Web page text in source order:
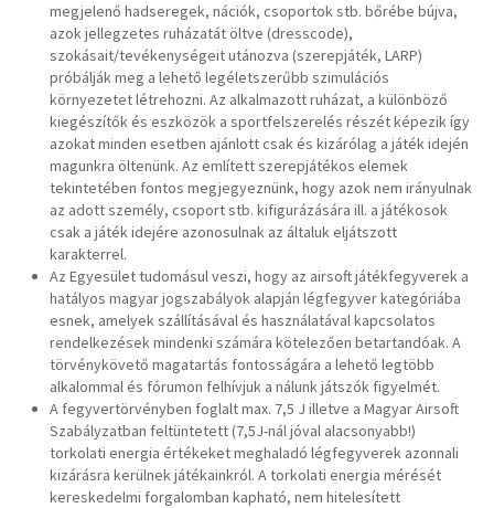
Ifjúsági tagozat
Ifjúsági Tagozat Program
Ifjúsági tagozat – tagság
Játékok
Események
Játékra jelentkezés
Bérletesek
Karrier
megjelenő hadseregek, nációk, csoportok stb. bőrébe bújva,
azok jellegzetes ruházatát öltve (dresscode),
szokásait/tevékenységeit utánozva (szerepjáték, LARP)
próbálják meg a lehető legéletszerűbb szimulációs
környezetet létrehozni. Az alkalmazott ruházat, a különböző
kiegészítők és eszközök a sportfelszerelés részét képezik így
azokat minden esetben ajánlott csak és kizárólag a játék idején
magunkra öltenünk. Az említett szerepjátékos elemek
tekintetében fontos megjegyeznünk, hogy azok nem irányulnak
az adott személy, csoport stb. kifigurázására ill. a játékosok
csak a játék idejére azonosulnak az általuk eljátszott
karakterrel.
Az Egyesület tudomásul veszi, hogy az airsoft játékfegyverek a
hatályos magyar jogszabályok alapján légfegyver kategóriába
esnek, amelyek szállításával és használatával kapcsolatos
rendelkezések mindenki számára kötelezően betartandóak. A
törvénykövető magatartás fontosságára a lehető legtöbb
alkalommal és fórumon felhívjuk a nálunk játszók figyelmét.
A fegyvertörvényben foglalt max. 7,5 J illetve a Magyar Airsoft
Szabályzatban feltüntetett (7,5J-nál jóval alacsonyabb!)
torkolati energia értékeket meghaladó légfegyverek azonnali
kizárásra kerülnek játékainkról. A torkolati energia mérését
kereskedelmi forgalomban kapható, nem hitelesített